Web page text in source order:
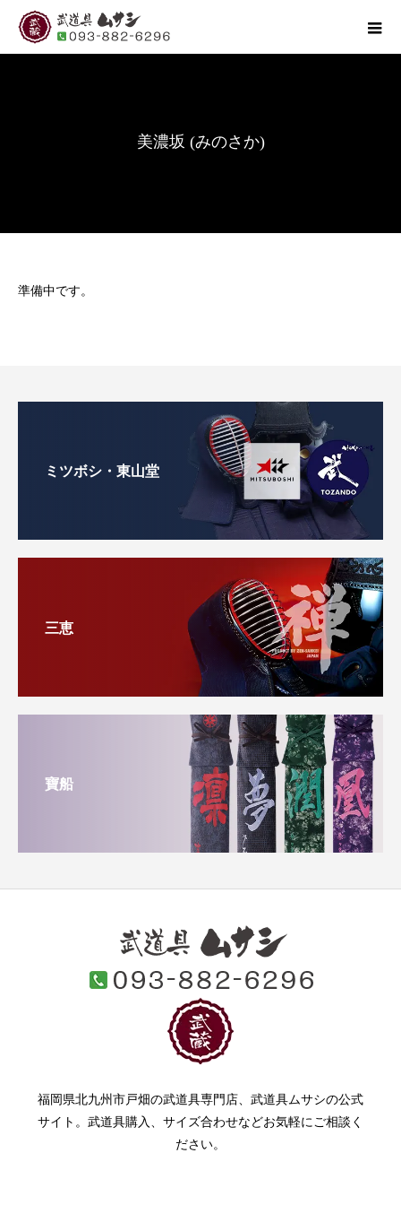
美濃坂 (みのさか)
準備中です。
ミツボシ・東山堂
三恵
寶船
福岡県北九州市戸畑の武道具専門店、武道具ムサシの公式
サイト。武道具購入、サイズ合わせなどお気軽にご相談く
ださい。